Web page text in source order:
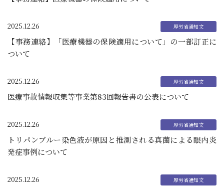
2025.12.26
【事務連絡】「医療機器の保険適用について」の一部訂正に
ついて
2025.12.26
医療事故情報収集等事業第83回報告書の公表について
2025.12.26
トリパンブルー染色液が原因と推測される真菌による眼内炎
発症事例について
2025.12.26